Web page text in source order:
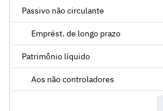
Passivo não circulante
Emprést. de longo prazo
Patrimônio líquido
Aos não controladores